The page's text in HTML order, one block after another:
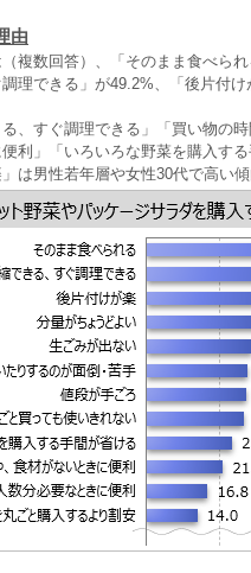
由
複数回答）、「そのまま食べら
理できる」が49.2%、「後片付
る、すぐ調理できる」「買い物の
便利」「いろいろな野菜を購入す
は男性若年層や女性30代で高い傾